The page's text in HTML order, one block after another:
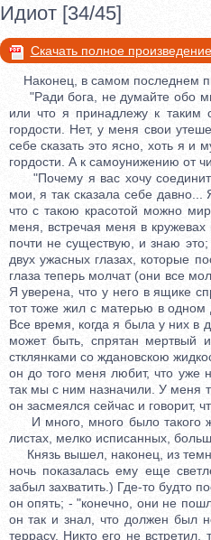
Идиот [34/45]
Скачать полное произведение
Наконец, в самом последнем
"Ради бога, не думайте обо
или что я принадлежу к таким
гордости. Нет, у меня свои
себе сказать это ясно, хоть я и
гордости. А к самоунижению от
"Почему я вас хочу
мои, я так сказала себе
что с такою красотой можно
меня, встречая меня в
почти не существую, и знаю
двух ужасных глазах, которые
глаза теперь молчат (они все
Я уверена, что у него в ящике
тот тоже жил с матерью в одном
Все время, когда я была у них в
может быть, спрятан мертвый
стклянками со ждановскою
он до того меня любит, что уже
так мы с ним назначили. У меня
он засмеялся сейчас и говорит,
И много, много было такого
листах, мелко исписанных,
Князь вышел, наконец, из
ночь показалась ему еще
забыл захватить.) Где-то будто
он опять; - "конечно, они не
он так и знал, что должен был
террасу. Никто его не